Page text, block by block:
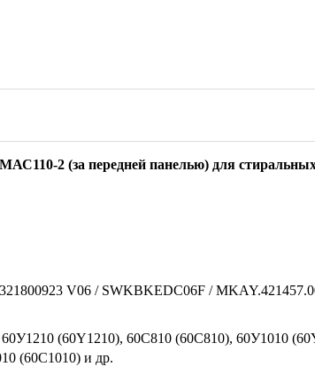
2 (за передней панелью) для
V06 / SWKBKEDC06F /
60У1210 (60Y1210), 60C810 (60С810), 60У1010
(60С1010) и др.